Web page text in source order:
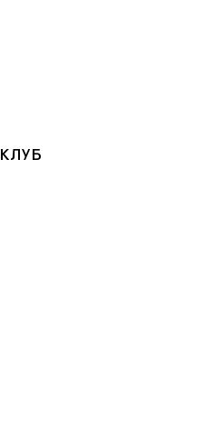
КЛУБ